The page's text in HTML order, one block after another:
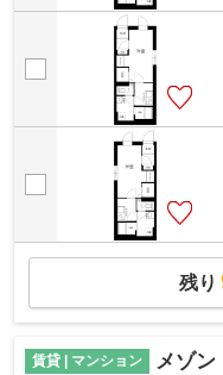
残り
賃貸 | マンション メゾン